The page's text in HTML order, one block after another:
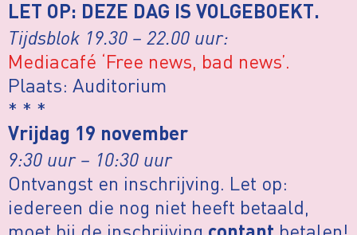
LET OP: DEZE DAG IS VOLGEBOEKT.
Tijdsblok 19.30 – 22.00 uur:
Mediacafé ‘Free news, bad news’.
Plaats: Auditorium
* * *
Vrijdag 19 november
9:30 uur – 10:30 uur
Ontvangst en inschrijving. Let op:
iedereen die nog niet heeft betaald,